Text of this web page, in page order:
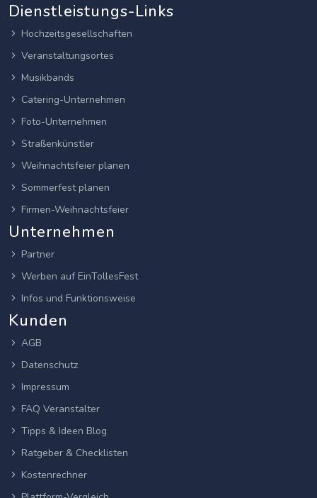
Dienstleistungs-Links
Hochzeitsgesellschaften
Veranstaltungsortes
Musikbands
Catering-Unternehmen
Foto-Unternehmen
Straßenkünstler
Weihnachtsfeier planen
Sommerfest planen
Firmen-Weihnachtsfeier
Unternehmen
Partner
Werben auf EinTollesFest
Infos und Funktionsweise
Kunden
AGB
Datenschutz
Impressum
FAQ Veranstalter
Tipps & Ideen Blog
Ratgeber & Checklisten
Kostenrechner